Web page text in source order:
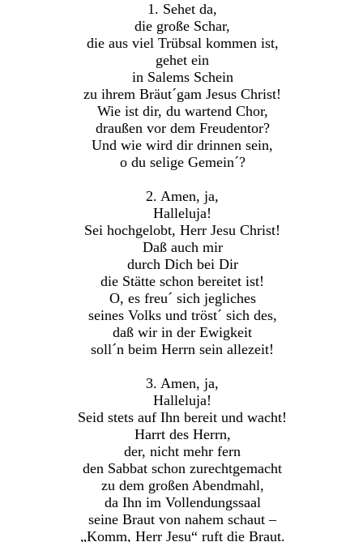
1. Sehet da,
die große Schar,
die aus viel Trübsal kommen ist,
gehet ein
in Salems Schein
zu ihrem Bräut´gam Jesus Christ!
Wie ist dir, du wartend Chor,
draußen vor dem Freudentor?
Und wie wird dir drinnen sein,
o du selige Gemein´?
2. Amen, ja,
Halleluja!
Sei hochgelobt, Herr Jesu Christ!
Daß auch mir
durch Dich bei Dir
die Stätte schon bereitet ist!
O, es freu´ sich jegliches
seines Volks und tröst´ sich des,
daß wir in der Ewigkeit
soll´n beim Herrn sein allezeit!
3. Amen, ja,
Halleluja!
Seid stets auf Ihn bereit und wacht!
Harrt des Herrn,
der, nicht mehr fern
den Sabbat schon zurechtgemacht
zu dem großen Abendmahl,
da Ihn im Vollendungssaal
seine Braut von nahem schaut –
„Komm, Herr Jesu“ ruft die Braut.